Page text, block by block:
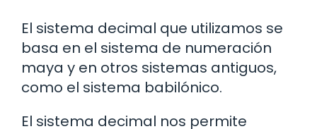
El sistema decimal que utilizamos se
basa en el sistema de numeración
maya y en otros sistemas antiguos,
como el sistema babilónico.
El sistema decimal nos permite